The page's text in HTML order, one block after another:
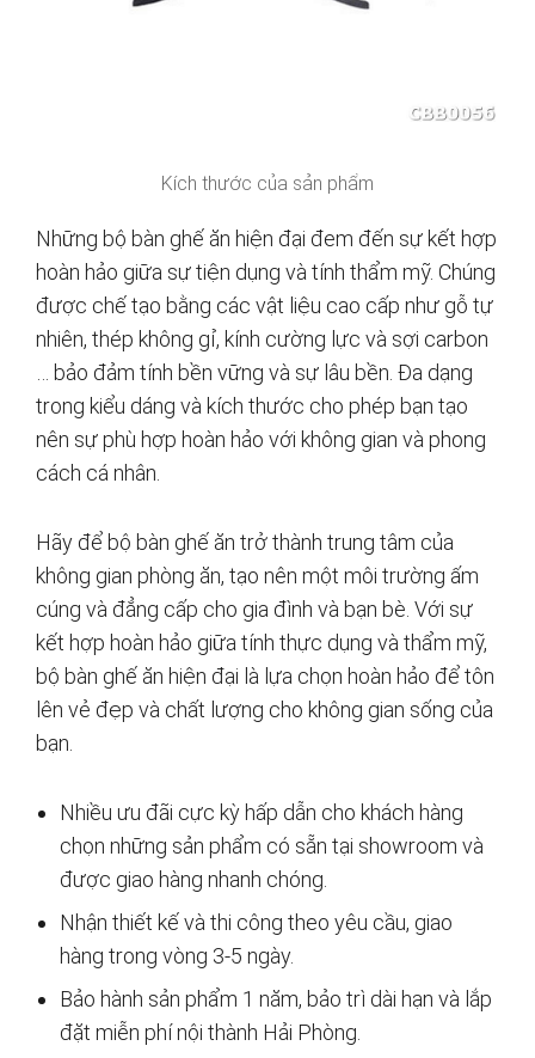
Kích thước của sản phẩm
Những bộ bàn ghế ăn hiện đại đem đến sự kết hợp
hoàn hảo giữa sự tiện dụng và tính thẩm mỹ. Chúng
được chế tạo bằng các vật liệu cao cấp như gỗ tự
nhiên, thép không gỉ, kính cường lực và sợi carbon
… bảo đảm tính bền vững và sự lâu bền. Đa dạng
trong kiểu dáng và kích thước cho phép bạn tạo
nên sự phù hợp hoàn hảo với không gian và phong
cách cá nhân.
Hãy để bộ bàn ghế ăn trở thành trung tâm của
không gian phòng ăn, tạo nên một môi trường ấm
cúng và đẳng cấp cho gia đình và bạn bè. Với sự
kết hợp hoàn hảo giữa tính thực dụng và thẩm mỹ,
bộ bàn ghế ăn hiện đại là lựa chọn hoàn hảo để tôn
lên vẻ đẹp và chất lượng cho không gian sống của
bạn.
Nhiều ưu đãi cực kỳ hấp dẫn cho khách hàng
chọn những sản phẩm có sẵn tại showroom và
được giao hàng nhanh chóng.
Nhận thiết kế và thi công theo yêu cầu, giao
hàng trong vòng 3-5 ngày.
Bảo hành sản phẩm 1 năm, bảo trì dài hạn và lắp
đặt miễn phí nội thành Hải Phòng.